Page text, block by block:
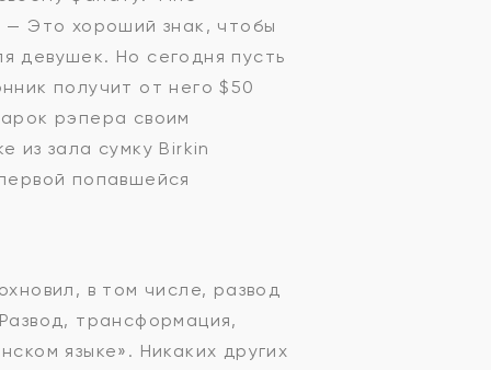
Это хороший знак, чтобы
девушек. Но сегодня пусть
получит от него $50
рэпера своим
из зала сумку Birkin
попавшейся
в том числе, развод
трансформация,
языке». Никаких других